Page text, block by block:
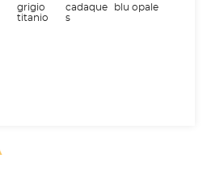
grigio
titanio
cadaque
s
blu opale